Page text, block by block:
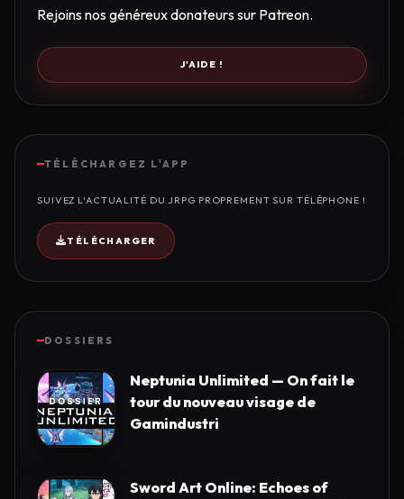
Rejoins nos généreux donateurs sur Patreon.
J'AIDE !
TÉLÉCHARGEZ L'APP
SUIVEZ L'ACTUALITÉ DU JRPG PROPREMENT SUR TÉLÉPHONE !
TÉLÉCHARGER
DOSSIERS
Neptunia Unlimited — On fait le
tour du nouveau visage de
Gamindustri
Sword Art Online: Echoes of